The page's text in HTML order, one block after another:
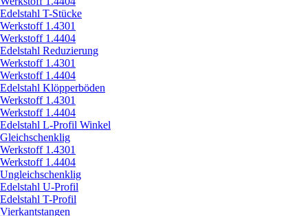
Edelstahl T-Stücke
Werkstoff 1.4301
Werkstoff 1.4404
Edelstahl Reduzierung
Werkstoff 1.4301
Werkstoff 1.4404
Edelstahl Klöpperböden
Werkstoff 1.4301
Werkstoff 1.4404
Edelstahl L-Profil Winkel
Gleichschenklig
Werkstoff 1.4301
Werkstoff 1.4404
Ungleichschenklig
Edelstahl U-Profil
Edelstahl T-Profil
Vierkantstangen